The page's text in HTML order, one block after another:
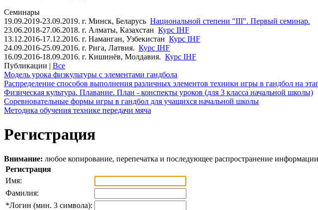
Семинары
19.09.2019-23.09.2019. г. Минск, Беларусь Национальной степени "III". Первый семинар.
23.06.2018-27.06.2018. г. Алматы, Казахстан Курс IHF
13.12.2016-17.12.2016. г. Наманган, Узбекистан Курс IHF
24.09.2016-25.09.2016. г. Рига, Латвия. Курс IHF
16.09.2016-18.09.2016. г. Кишинёв, Молдавия. Курс IHF
Публикации | Все
Модель урока физкультуры с элементами гандбола
Распределение способов выполнения различных элементов техники игры в гандбол на
Физическая культура. Плавание. План - конспекты уроков (для 3 класса начальной школы)
Соревновательные формы игры в гандбол для учащихся начальной школы
Методика обучения технике передачи мяча
Регистрация
Внимание: любое копирование, перепечатка и последующее распространение
Регистрация
Имя:
Фамилия:
*Логин (мин. 3 символа):